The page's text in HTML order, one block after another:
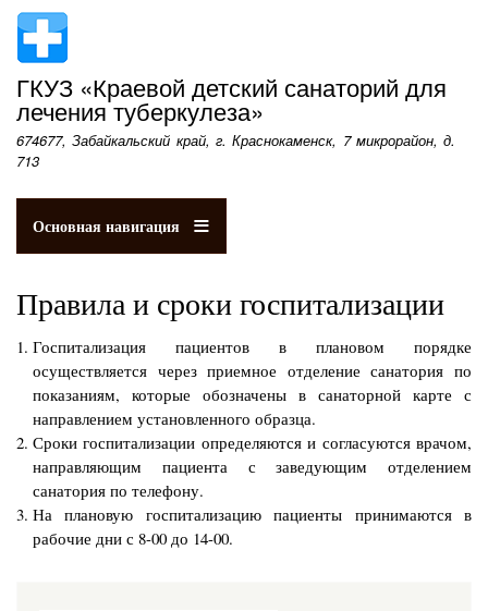
содержанию
ГКУЗ «Краевой детский санаторий для
лечения туберкулеза»
674677, Забайкальский край, г. Краснокаменск, 7 микрорайон, д.
713
Основная навигация
Правила и сроки госпитализации
Госпитализация пациентов в плановом порядке
осуществляется через приемное отделение санатория по
показаниям, которые обозначены в санаторной карте с
направлением установленного образца.
Сроки госпитализации определяются и согласуются врачом,
направляющим пациента с заведующим отделением
санатория по телефону.
На плановую госпитализацию пациенты принимаются в
рабочие дни с 8-00 до 14-00.